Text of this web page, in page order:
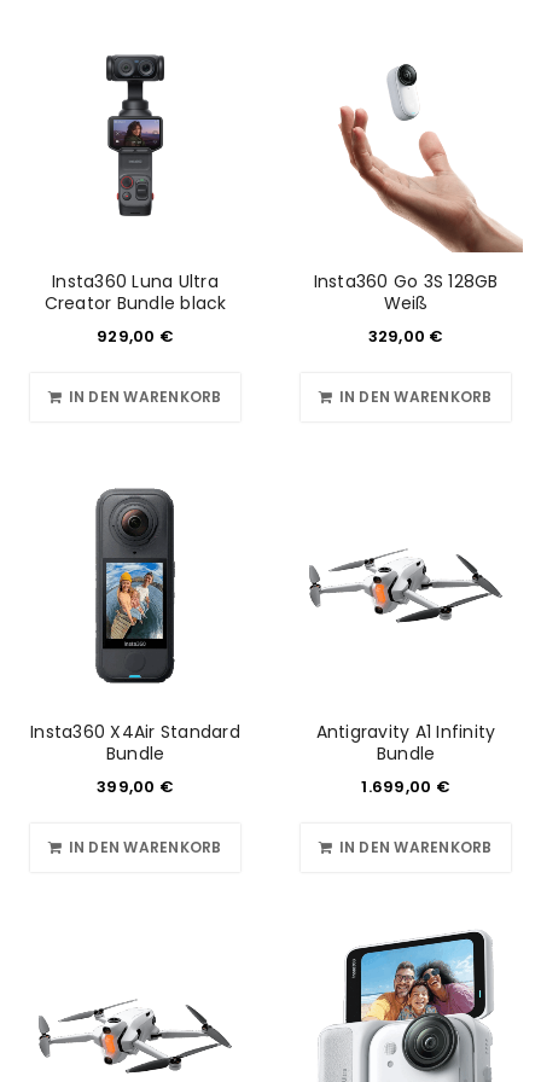
Insta360 Luna Ultra
Creator Bundle black
929,00 €
IN DEN WARENKORB
Insta360 Go 3S 128GB
Weiß
329,00 €
IN DEN WARENKORB
Insta360 X4Air Standard
Bundle
399,00 €
IN DEN WARENKORB
Antigravity A1 Infinity
Bundle
1.699,00 €
IN DEN WARENKORB